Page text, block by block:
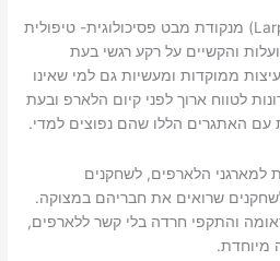
סקרתי את תחום הלארפים (Larp) מנקודת מבט פסיכולוגית- טיפולית
והקשיים על רקע רגשי בעת
ממוקדות ומעשיות גם למי שאינו
לטווח ארוך לפני קיום הלארפ ובעת
עם האתגרים הללו שהם נפוצים למדי.
למארגני הלארפים, לשחקנים
שרואים את חבריהם במצוקה.
והתקפי חרדה בלי קשר ללארפים,
מיוחדת.